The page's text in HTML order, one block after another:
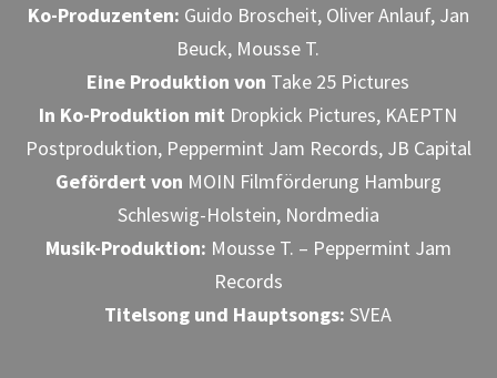
Ko-Produzenten: Guido Broscheit, Oliver Anlauf, Jan
Beuck, Mousse T.
Eine Produktion von Take 25 Pictures
In Ko-Produktion mit Dropkick Pictures, KAEPTN
Postproduktion, Peppermint Jam Records, JB Capital
Gefördert von MOIN Filmförderung Hamburg
Schleswig-Holstein, Nordmedia
Musik-Produktion: Mousse T. – Peppermint Jam
Records
Titelsong und Hauptsongs: SVEA